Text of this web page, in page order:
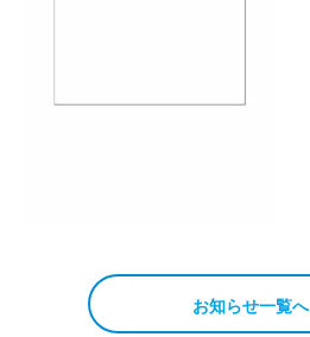
お知らせ一覧へ